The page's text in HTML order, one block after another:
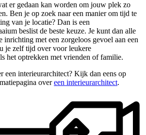
er gedaan kan worden om jouw plek zo
Ben je op zoek naar een manier om tijd te
van je locatie? Dan is een
beslist de beste keuze. Je kunt dan alle
inrichting met een zorgeloos gevoel aan een
je zelf tijd over voor leukere
het optrekken met vrienden of familie.
een interieurarchitect? Kijk dan eens op
overeen interieurarchitect.